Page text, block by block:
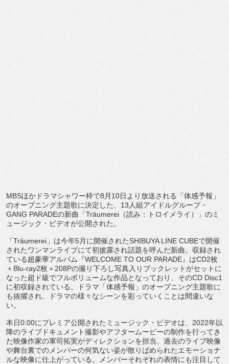
MBSほかドラマシャワー枠で8月 10日より放送される「体感予報」
のオープニング主題歌に決定した、 13人組アイドルグループ・
GANG PARADEの新曲「Träumerei （読み：トロイメライ）
」のミ
ュージック・ビデオが公開された。
「Träumerei 」は今年5月に開催されたSHIBUYA LINE CUBEで開催
されたワンマンライブにて初披露され話題を呼んだ新曲。収録され
ている超豪華アルバム『WELCOME TO OUR PARADE』はCD2枚
＋ Blu-ray2枚＋ 208Pの撮り下ろし写真入りブックレットがセットに
なった超ド級でフルボリュ ームな作品となっており、そのCD Disc1
に初収録されている。ドラマ「体感予報」 のオープニング主題歌に
も抜擢され、
ドラマの様々なシーンを彩っていくことは間違いな
い。
本日0:00にプレミア公開されたミュージック・ビデオは、 2022年以
降のライブドキュメント撮影やアフタームービーの制作を行ってき
た映像作家の軍司拓実がディレクションを担当。 過去のライブ映像
や舞台裏でのメンバーの何気ない姿が散りばめられたエモーショナ
ルな映像に仕上がっている。
メンバーそれぞれの表情にも注目して